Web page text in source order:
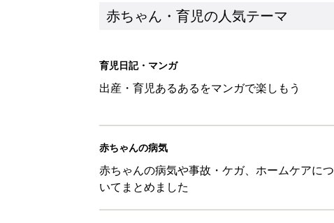
赤ちゃん・育児の人気テーマ
育児日記・マンガ
出産・育児あるあるをマンガで楽しもう
赤ちゃんの病気
赤ちゃんの病気や事故・ケガ、ホームケアにつ
いてまとめました